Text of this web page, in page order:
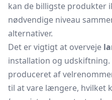
kan de billigste produkter
nødvendige niveau
alternativer.
Det er vigtigt at overveje
installation og
produceret af
til at vare længere, hvilket